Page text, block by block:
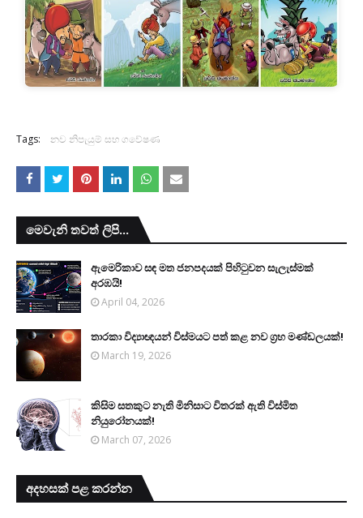
Tags: නව නිපැයුම් සහ ගවේෂණ
මෙවැනි තවත් ලිපි...
ඇමෙරිකාව සඳ මත ජනපදයක් පිහිටුවන සැලැස්මක්
අරඹයි!
April 04, 2026
තාරකා විද්‍යාඥයන් විස්මයට පත් කළ නව ග්‍රහ මණ්ඩලයක්!
March 19, 2026
කිසිම සතකුට නැති මිනිසාට විතරක් ඇති විස්මිත
නියුරෝනයක්!
March 07, 2026
අදහසක් පළ කරන්න